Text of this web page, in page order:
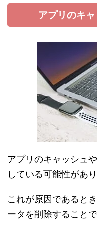
アプリのキ
アプリのキャッシュ
している可能性があり
これが原因であると
ータを削除すること